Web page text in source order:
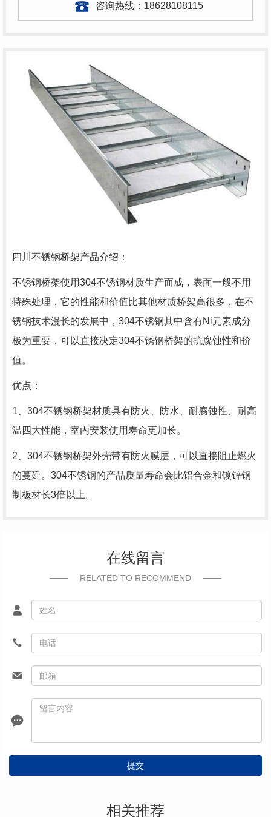
咨询热线： 18628108115
四川不锈钢桥架产品介绍：
不锈钢桥架使用304不锈钢材质生产而成，表面一般不用
特殊处理，它的性能和价值比其他材质桥架高很多，在不
锈钢技术漫长的发展中，304不锈钢其中含有Ni元素成分
极为重要，可以直接决定304不锈钢桥架的抗腐蚀性和价
值。
优点：
1、304不锈钢桥架材质具有防火、防水、耐腐蚀性、耐高
温四大性能，室内安装使用寿命更加长。
2、304不锈钢桥架外壳带有防火膜层，可以直接阻止燃火
的蔓延。304不锈钢的产品质量寿命会比铝合金和镀锌钢
制板材长3倍以上。
在线留言
RELATED TO RECOMMEND
提交
相关推荐